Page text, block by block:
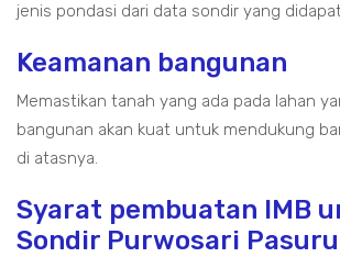
jenis pondasi dari data sondir yang
Keamanan bangunan
Memastikan tanah yang ada pada lahan
bangunan akan kuat untuk mendukung
di atasnya.
Syarat pembuatan IMB
Sondir Purwosari